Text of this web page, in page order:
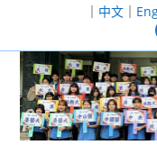
至
｜ 中文｜